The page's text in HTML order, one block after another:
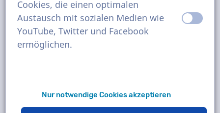
Bitte dieses Feld nicht ausfüllen
Fragen Sie uns alles!
Kontaktieren Sie uns für eine kostenlose
Probeaufnahme, ein Angebot, Fragen zu unserer
Cookies, die einen optimalen
Austausch mit sozialen Medien wie
YouTube, Twitter und Facebook
ermöglichen.
ausan
Nur notwendige Cookies akzeptieren